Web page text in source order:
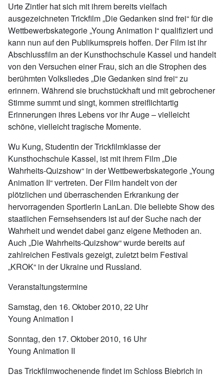
Urte Zintler hat sich mit ihrem bereits vielfach
ausgezeichneten Trickfilm „Die Gedanken sind frei“ für die
Wettbewerbskategorie „Young Animation I“ qualifiziert und
kann nun auf den Publikumspreis hoffen. Der Film ist ihr
Abschlussfilm an der Kunsthochschule Kassel und handelt
von den Versuchen einer Frau, sich an die Strophen des
berühmten Volksliedes „Die Gedanken sind frei“ zu
erinnern. Während sie bruchstückhaft und mit gebrochener
Stimme summt und singt, kommen streiflichtartig
Erinnerungen ihres Lebens vor ihr Auge – vielleicht
schöne, vielleicht tragische Momente.
Wu Kung, Studentin der Trickfilmklasse der
Kunsthochschule Kassel, ist mit ihrem Film „Die
Wahrheits-Quizshow“ in der Wettbewerbskategorie „Young
Animation II“ vertreten. Der Film handelt von der
plötzlichen und überraschenden Erkrankung der
hervorragenden Sportlerin LanLan. Die beliebte Show des
staatlichen Fernsehsenders ist auf der Suche nach der
Wahrheit und wendet dabei ganz eigene Methoden an.
Auch „Die Wahrheits-Quizshow“ wurde bereits auf
zahlreichen Festivals gezeigt, zuletzt beim Festival
„KROK“ in der Ukraine und Russland.
Veranstaltungstermine
Samstag, den 16. Oktober 2010, 22 Uhr
Young Animation I
Sonntag, den 17. Oktober 2010, 16 Uhr
Young Animation II
Das Trickfilmwochenende findet im Schloss Biebrich in